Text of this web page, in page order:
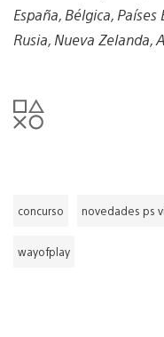
España, Bélgica,
Rusia, Nueva Zelanda,
concurso novedades ps
wayofplay